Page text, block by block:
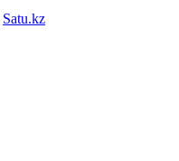
Satu.kz